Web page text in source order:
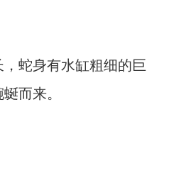
蛇身有水缸粗细的巨
而来。